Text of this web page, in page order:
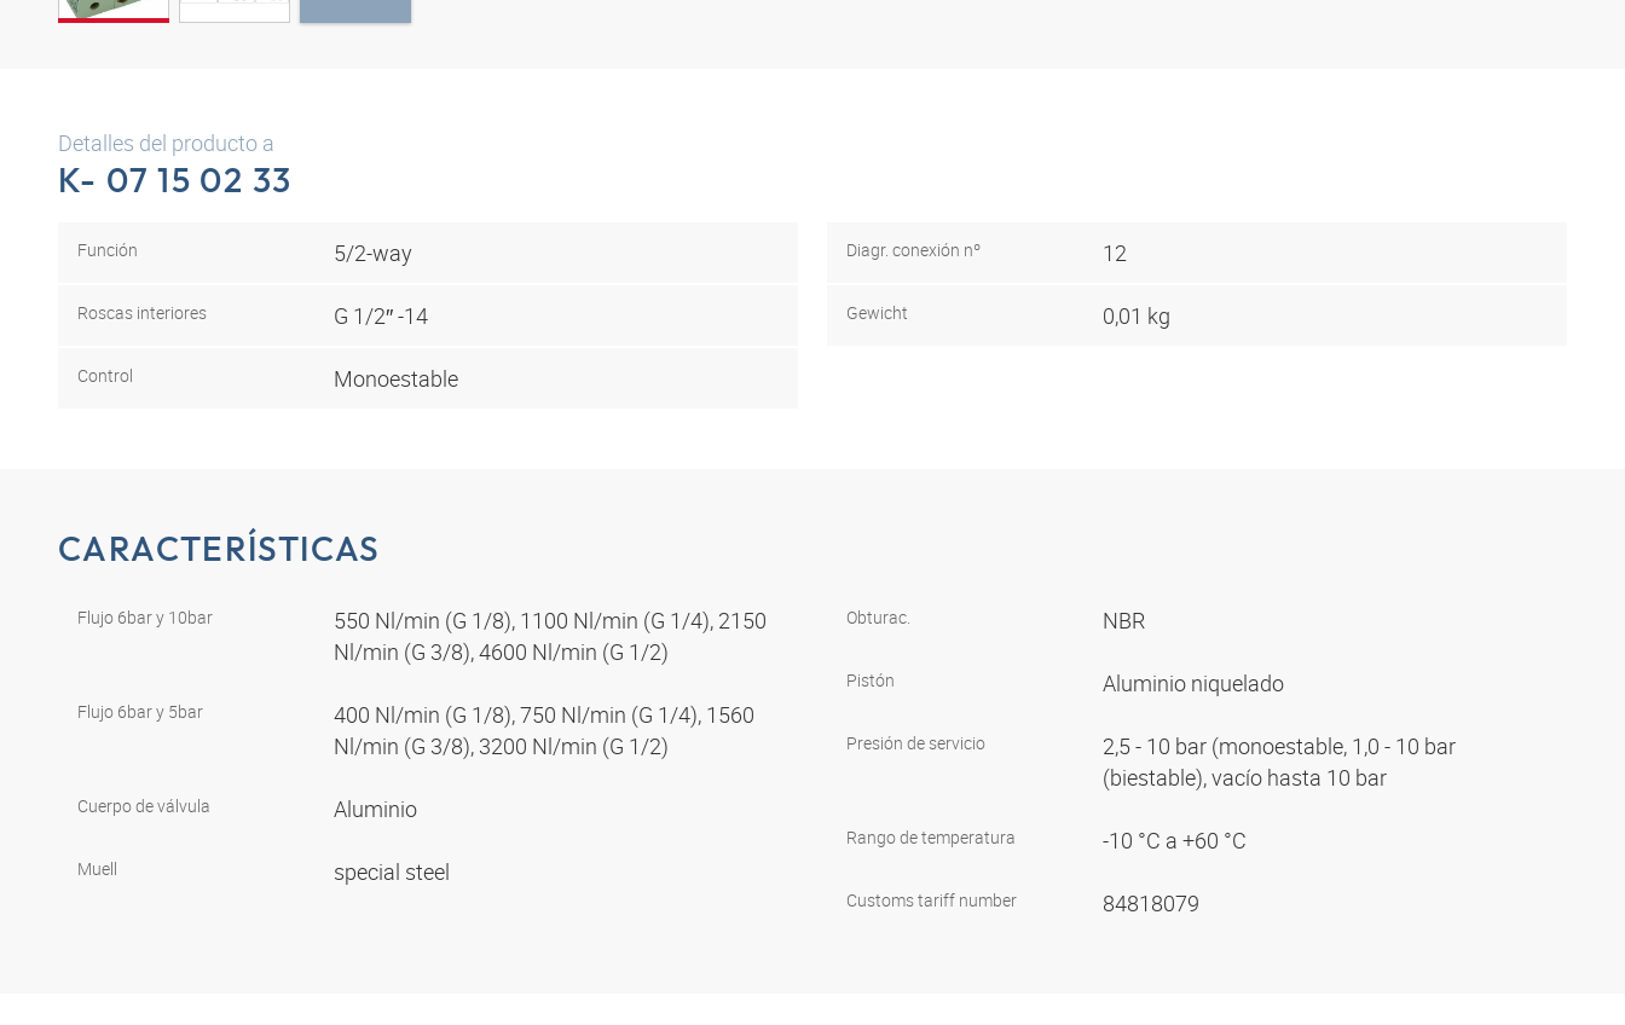
Detalles del producto a
K- 07 15 02 33
Función 5/2-way
Roscas interiores G 1/2″ -14
Control Monoestable
Diagr. conexión nº 12
Gewicht 0,01 kg
CARACTERÍSTICAS
Flujo 6bar y 10bar
550 Nl/min (G 1/8), 1100 Nl/min (G 1/4), 2150
Nl/min (G 3/8), 4600 Nl/min (G 1/2)
Flujo 6bar y 5bar
400 Nl/min (G 1/8), 750 Nl/min (G 1/4), 1560
Nl/min (G 3/8), 3200 Nl/min (G 1/2)
Cuerpo de válvula Aluminio
Muell special steel
Obturac. NBR
Pistón Aluminio niquelado
Presión de servicio
2,5 - 10 bar (monoestable, 1,0 - 10 bar
(biestable), vacío hasta 10 bar
Rango de temperatura -10 °C a +60 °C
Customs tariff number 84818079